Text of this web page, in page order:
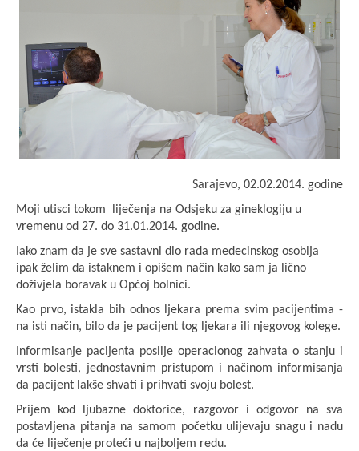
Sarajevo, 02.02.2014. godine
Moji utisci tokom liječenja na Odsjeku za gineklogiju u
vremenu od 27. do 31.01.2014. godine.
Iako znam da je sve sastavni dio rada medecinskog osoblja
ipak želim da istaknem i opišem način kako sam ja lično
doživjela boravak u Općoj bolnici.
Kao prvo, istakla bih odnos ljekara prema svim pacijentima -
na isti način, bilo da je pacijent tog ljekara ili njegovog kolege.
Informisanje pacijenta poslije operacionog zahvata o stanju i
vrsti bolesti, jednostavnim pristupom i načinom informisanja
da pacijent lakše shvati i prihvati svoju bolest.
Prijem kod ljubazne doktorice, razgovor i odgovor na sva
postavljena pitanja na samom početku ulijevaju snagu i nadu
da će liječenje proteći u najboljem redu.